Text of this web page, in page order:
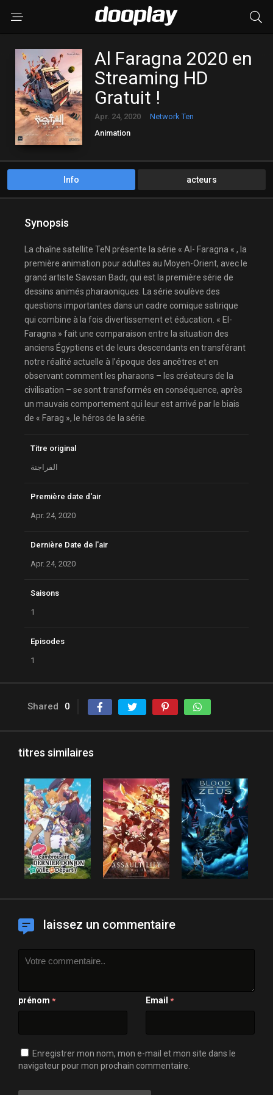
Al Faragna 2020 en
Streaming HD
Gratuit !
Apr. 24, 2020
Network Ten
Animation
Info acteurs
Synopsis
La chaîne satellite TeN présente la série « Al- Faragna « , la
première animation pour adultes au Moyen-Orient, avec le
grand artiste Sawsan Badr, qui est la première série de
dessins animés pharaoniques. La série soulève des
questions importantes dans un cadre comique satirique
qui combine à la fois divertissement et éducation. « El-
Faragna » fait une comparaison entre la situation des
anciens Égyptiens et de leurs descendants en transférant
notre réalité actuelle à l’époque des ancêtres et en
observant comment les pharaons – les créateurs de la
civilisation – se sont transformés en conséquence, après
un mauvais comportement qui leur est arrivé par le biais
de « Farag », le héros de la série.
Titre original
الفراجنة
Première date d'air
Apr. 24, 2020
Dernière Date de l'air
Apr. 24, 2020
Saisons
1
Episodes
1
Shared 0
titres similaires
laissez un commentaire
prénom * Email *
Enregistrer mon nom, mon e-mail et mon site dans le
navigateur pour mon prochain commentaire.